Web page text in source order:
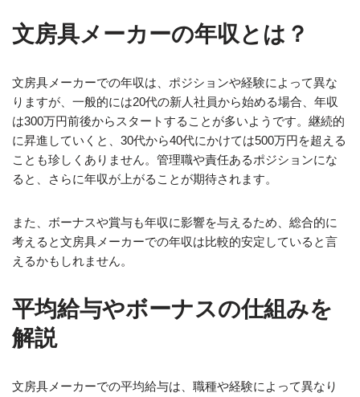
文房具メーカーの年収とは？
文房具メーカーでの年収は、ポジションや経験によって異な
りますが、一般的には20代の新人社員から始める場合、年収
は300万円前後からスタートすることが多いようです。継続的
に昇進していくと、30代から40代にかけては500万円を超える
ことも珍しくありません。管理職や責任あるポジションにな
ると、さらに年収が上がることが期待されます。
また、ボーナスや賞与も年収に影響を与えるため、総合的に
考えると文房具メーカーでの年収は比較的安定していると言
えるかもしれません。
平均給与やボーナスの仕組みを
解説
文房具メーカーでの平均給与は、職種や経験によって異なり